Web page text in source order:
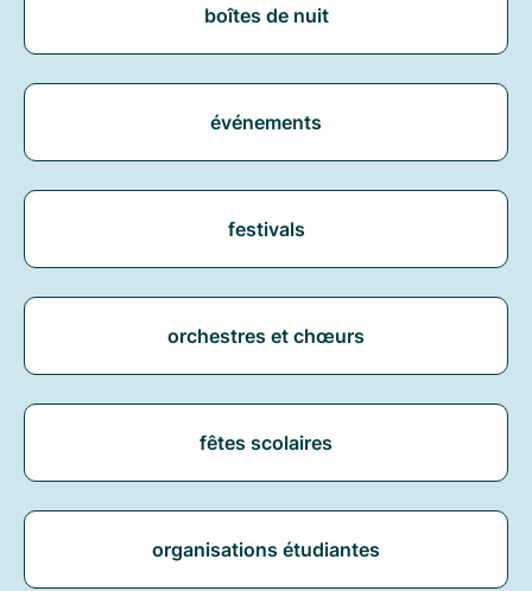
boîtes de nuit
événements
festivals
orchestres et chœurs
fêtes scolaires
organisations étudiantes